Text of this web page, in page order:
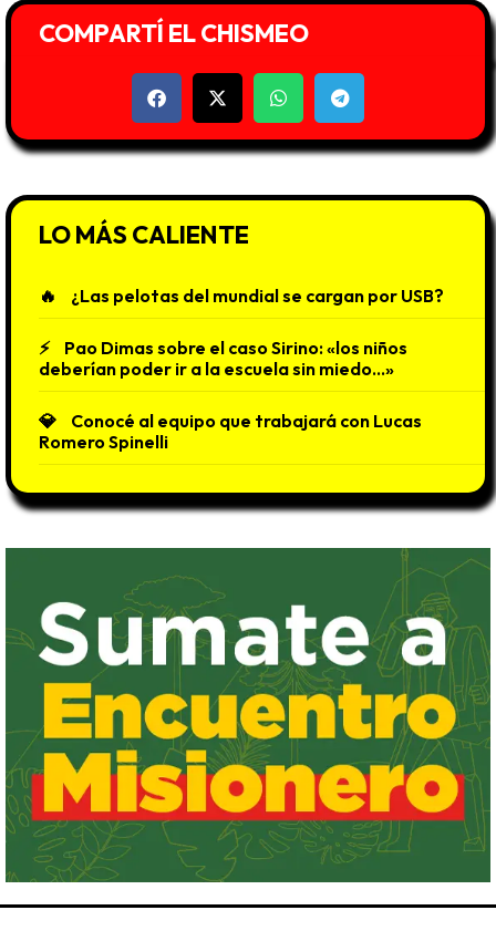
COMPARTÍ EL CHISMEO
LO MÁS CALIENTE
¿Las pelotas del mundial se cargan por USB?
Pao Dimas sobre el caso Sirino: «los niños
deberían poder ir a la escuela sin miedo…»
Conocé al equipo que trabajará con Lucas
Romero Spinelli